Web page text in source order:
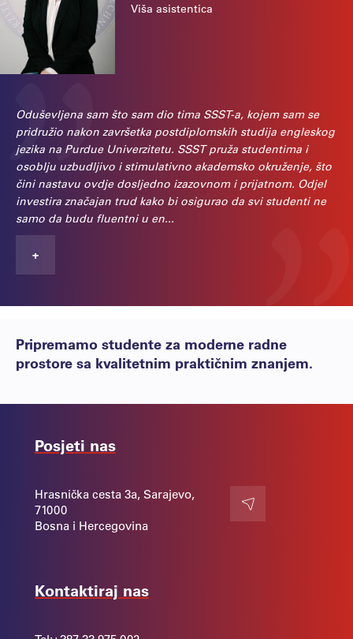
Viša asistentica
"
Oduševljena sam što sam dio tima SSST-a, kojem sam se
pridružio nakon završetka postdiplomskih studija engleskog
jezika na Purdue Univerzitetu. SSST pruža studentima i
osoblju uzbudljivo i stimulativno akademsko okruženje, što
čini nastavu ovdje dosljedno izazovnom i prijatnom. Odjel
investira značajan trud kako bi osigurao da svi studenti ne
samo da budu fluentni u en...
+
Pripremamo studente za moderne radne
prostore sa kvalitetnim praktičnim znanjem.
Posjeti nas
Hrasnička cesta 3a, Sarajevo,
71000
Bosna i Hercegovina
Kontakt
Kontaktiraj nas